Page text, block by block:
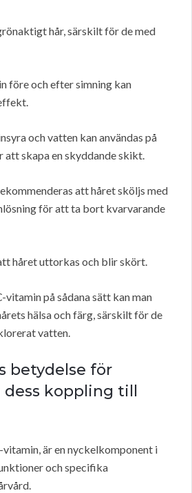
hår, särskilt för de med
före och efter simning kan
och vatten kan användas på
att skapa en skyddande skikt.
att håret sköljs med
för att ta bort kvarvarande
håret uttorkas och blir skört.
vitamin på sådana sätt kan man
hälsa och färg, särskilt för de
vatten.
betydelse för
koppling till
är en nyckelkomponent i
och specifika